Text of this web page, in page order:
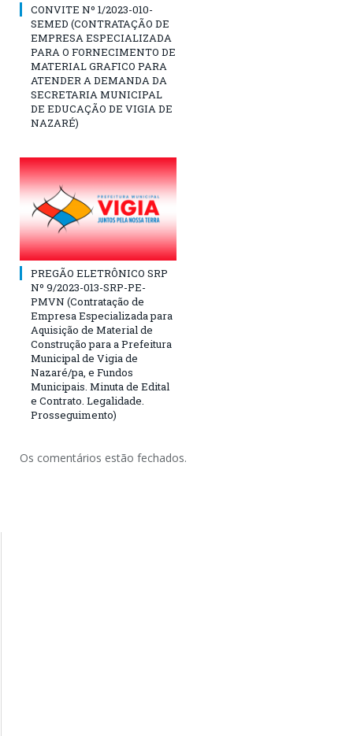
CONVITE Nº 1/2023-010-
SEMED (CONTRATAÇÃO DE
EMPRESA ESPECIALIZADA
PARA O FORNECIMENTO DE
MATERIAL GRAFICO PARA
ATENDER A DEMANDA DA
SECRETARIA MUNICIPAL
DE EDUCAÇÃO DE VIGIA DE
NAZARÉ)
PREGÃO ELETRÔNICO SRP
Nº 9/2023-013-SRP-PE-
PMVN (Contratação de
Empresa Especializada para
Aquisição de Material de
Construção para a Prefeitura
Municipal de Vigia de
Nazaré/pa, e Fundos
Municipais. Minuta de Edital
e Contrato. Legalidade.
Prosseguimento)
Os comentários estão fechados.